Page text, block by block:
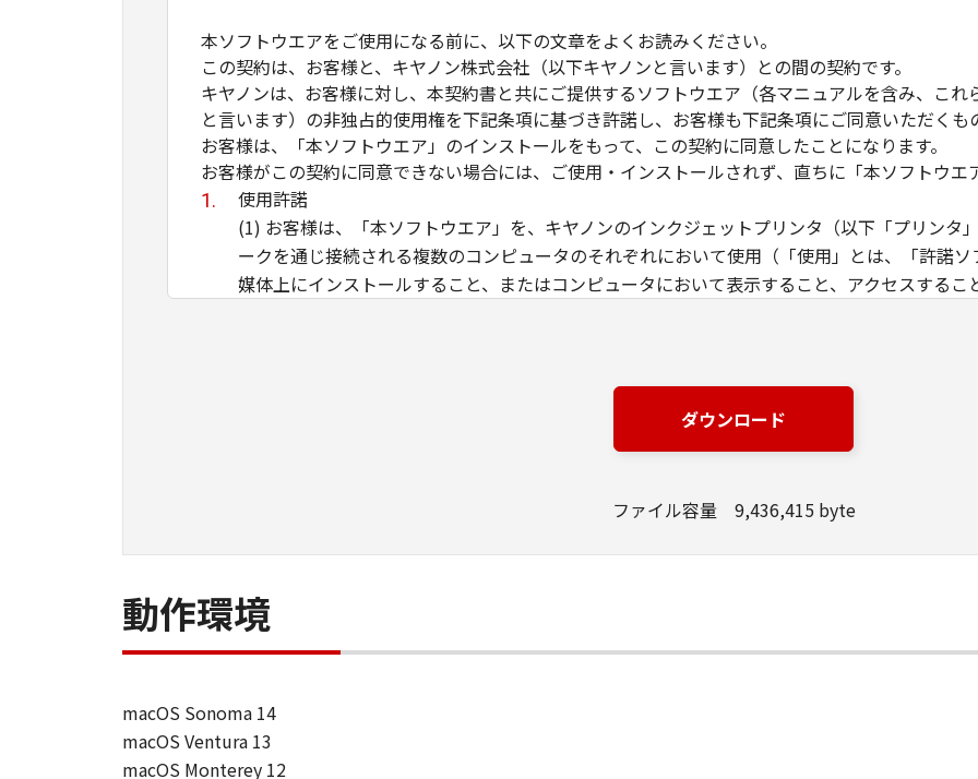
本ソフトウエアをご使用になる前に、以下の文章をよくお読みください。
この契約は、お客様と、キヤノン株式会社（以下キヤノンと言います）との間の契約です。
キヤノンは、お客様に対し、本契約書と共にご提供するソフトウエア（各マニュアルを含み、これ
と言います）の非独占的使用権を下記条項に基づき許諾し、お客様も下記条項にご同意いただくも
お客様は、「本ソフトウエア」のインストールをもって、この契約に同意したことになります。
お客様がこの契約に同意できない場合には、ご使用・インストールされず、直ちに「本ソフトウエ
使用許諾
(1) お客様は、「本ソフトウエア」を、キヤノンのインクジェットプリンタ（以下「プリンタ
ークを通じ接続される複数のコンピュータのそれぞれにおいて使用（「使用」とは、「許諾
媒体上にインストールすること、またはコンピュータにおいて表示すること、アクセスするこ
ものとします。 (2) お客様は、再使用許諾、譲渡、頒布、貸与その他の方法により、第三者に
(3) お客様は、「本ソフトウエア」の全部または一部を修正、改変、リバース・エンジニアリ
(4) 本契約に明示的に定める場合を除き、キヤノンは「本ソフトウエア」に関する知的財産権
「本ソフトウエア」及びその複製物に係る権限及び所有権は、その内容によりキヤノンまたは
す。
「許諾ソフトウエア」が、CD-ROM等の記憶媒体に格納されて提供されている場合、キヤノン
購入した日から90日の間、「許諾ソフトウエア」が格納されている記憶媒体（以下「メディア
いことを保証します。当該保証期間中に「メディア」に物理的な欠陥が発見された場合には、
ダウンロード
ファイル容量 9,436,415 byte
動作環境
macOS Sonoma 14
macOS Ventura 13
macOS Monterey 12